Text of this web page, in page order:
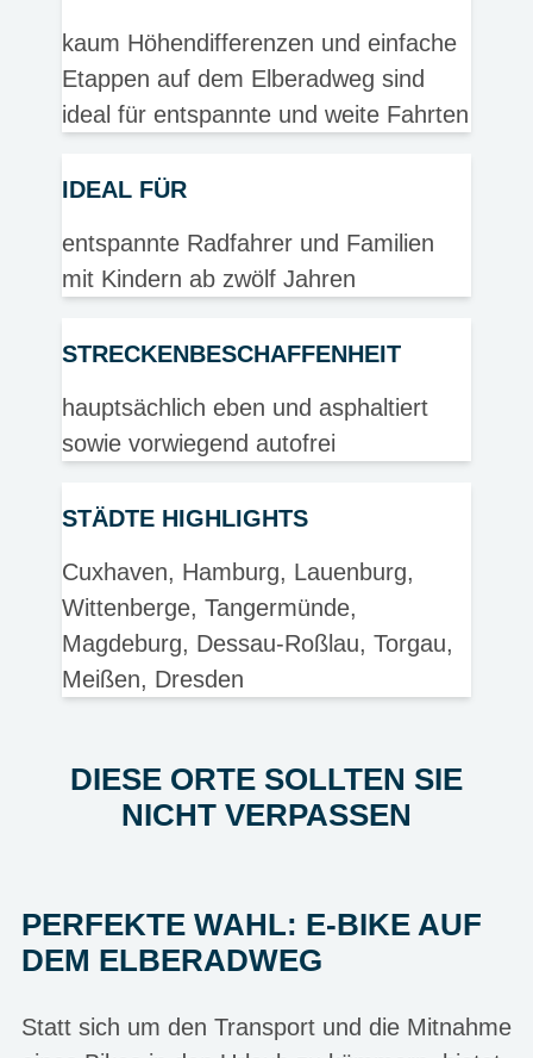
kaum Höhendifferenzen und einfache
Etappen auf dem Elberadweg sind
ideal für entspannte und weite Fahrten
IDEAL FÜR
entspannte Radfahrer und Familien
mit Kindern ab zwölf Jahren
STRECKENBESCHAFFENHEIT
hauptsächlich eben und asphaltiert
sowie vorwiegend autofrei
STÄDTE HIGHLIGHTS
Cuxhaven, Hamburg, Lauenburg,
Wittenberge, Tangermünde,
Magdeburg, Dessau-Roßlau, Torgau,
Meißen, Dresden
DIESE ORTE SOLLTEN SIE
NICHT VERPASSEN
PERFEKTE WAHL: E-BIKE AUF
DEM ELBERADWEG
Statt sich um den Transport und die Mitnahme